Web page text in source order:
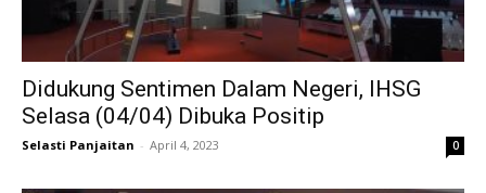
Didukung Sentimen Dalam Negeri, IHSG
Selasa (04/04) Dibuka Positip
Selasti Panjaitan - April 4, 2023 0